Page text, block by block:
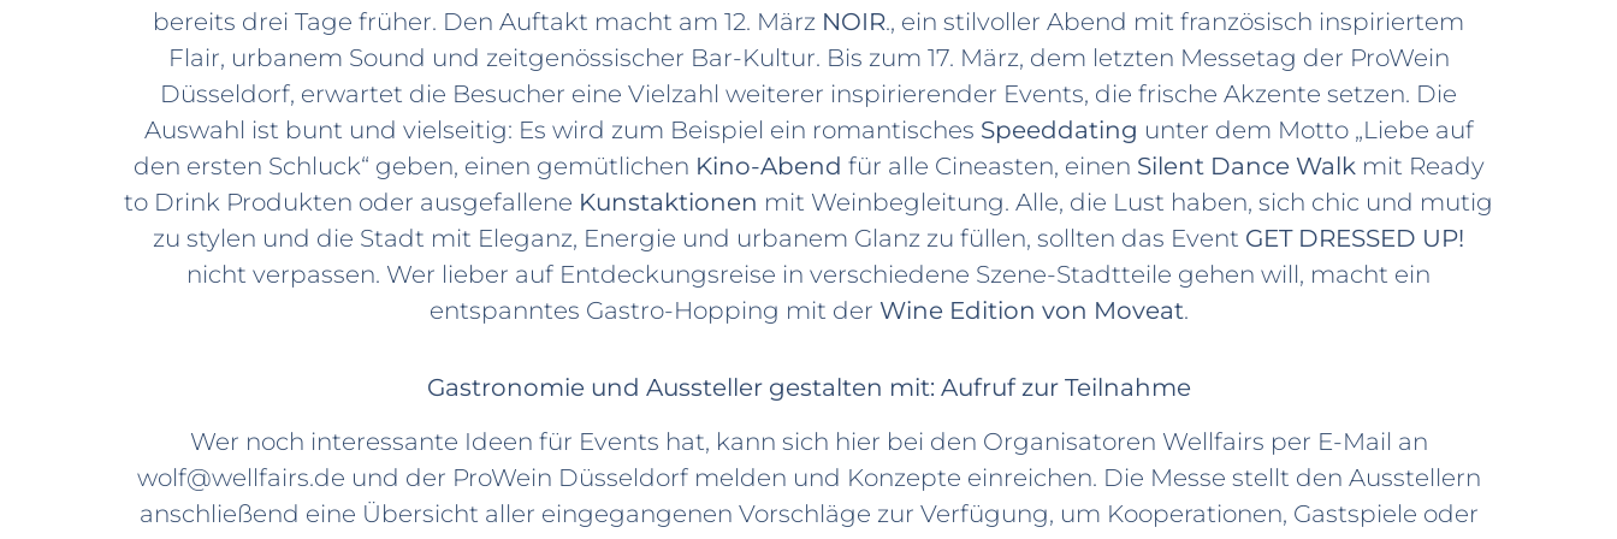
bereits drei Tage früher. Den Auftakt macht am 12. März NOIR., ein stilvoller Abend mit französisch inspiriertem
Flair, urbanem Sound und zeitgenössischer Bar-Kultur. Bis zum 17. März, dem letzten Messetag der ProWein
Düsseldorf, erwartet die Besucher eine Vielzahl weiterer inspirierender Events, die frische Akzente setzen. Die
Auswahl ist bunt und vielseitig: Es wird zum Beispiel ein romantisches Speeddating unter dem Motto „Liebe auf
den ersten Schluck“ geben, einen gemütlichen Kino-Abend für alle Cineasten, einen Silent Dance Walkmit Ready
to Drink Produkten oder ausgefallene Kunstaktionen mit Weinbegleitung. Alle, die Lust haben, sich chic und mutig
zu stylen und die Stadt mit Eleganz, Energie und urbanem Glanz zu füllen, sollten das Event GET DRESSED UP!
nicht verpassen. Wer lieber auf Entdeckungsreise in verschiedene Szene-Stadtteile gehen will, macht ein
entspanntes Gastro-Hopping mit der Wine Edition von Moveat.
Gastronomie und Aussteller gestalten mit: Aufruf zur Teilnahme
Wer noch interessante Ideen für Events hat, kann sich hier bei den Organisatoren Wellfairs per E-Mail an
wolf@wellfairs.de und der ProWein Düsseldorf melden und Konzepte einreichen. Die Messe stellt den Ausstellern
anschließend eine Übersicht aller eingegangenen Vorschläge zur Verfügung, um Kooperationen, Gastspiele oder